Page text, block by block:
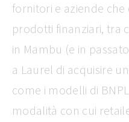
fornitori e aziende
prodotti finanziari, tra
in Mambu (e in
a Laurel di acquisire
come i modelli di
modalità con cui